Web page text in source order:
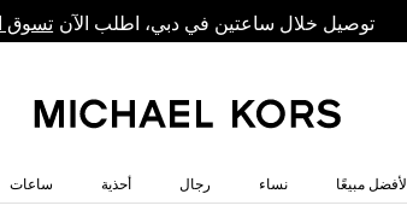
توصيل خلال ساعتين في دبي، اطلب الآن تسوق
الأفضل مبيعًا نساء رجال أحذية ساعات